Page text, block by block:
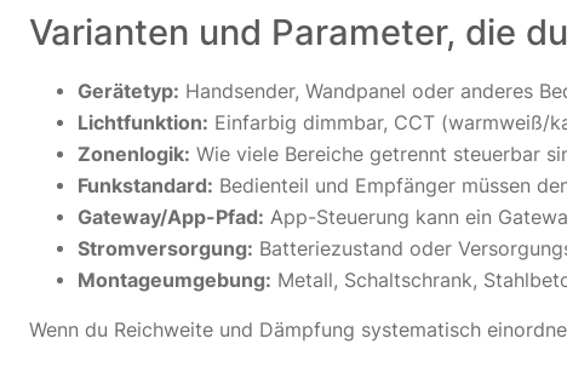
Varianten und Parameter, die
Gerätetyp: Handsender, Wandpanel oder anderes
Lichtfunktion: Einfarbig dimmbar, CCT (warmweiß/
Zonenlogik: Wie viele Bereiche getrennt steuerbar
Funkstandard: Bedienteil und Empfänger müssen
Gateway/App-Pfad: App-Steuerung kann ein
Stromversorgung: Batteriezustand oder
Montageumgebung: Metall, Schaltschrank,
Wenn du Reichweite und Dämpfung systematisch